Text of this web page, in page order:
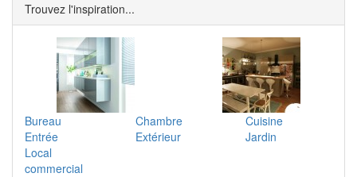
Trouvez l'inspiration...
Bureau Chambre
Cuisine
Entrée
Extérieur
Jardin
Local
commercial